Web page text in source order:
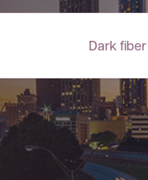
Dark fiber